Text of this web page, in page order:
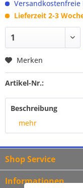
Versandkostenfreie
Lieferzeit 2-3
Merken
Artikel-Nr.:
Beschreibung
mehr
Shop Service
Informationen